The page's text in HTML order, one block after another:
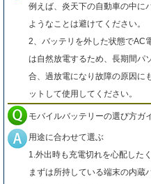
例えば、炎天下の自動車の中に
ようなことは避けてください。
2、バッテリを外した状態でAC
は自然放電するため、長期間パ
合、過放電になり故障の原因に
ットして使用してください。
モバイルバッテリーの選び方ガ
用途に合わせて選ぶ
1.外出時も充電切れを心配した
まずは所持している端末の内蔵